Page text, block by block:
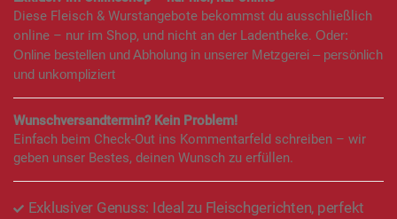
Diese Fleisch & Wurstangebote bekommst du ausschließlich
online – nur im Shop, und nicht an der Ladentheke. Oder:
Online bestellen und Abholung in unserer Metzgerei – persönlich
und unkompliziert
Wunschversandtermin? Kein Problem!
Einfach beim Check-Out ins Kommentarfeld schreiben – wir
geben unser Bestes, deinen Wunsch zu erfüllen.
Exklusiver Genuss: Ideal zu Fleischgerichten, perfekt